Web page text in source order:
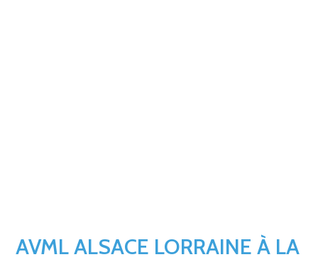
AVML ALSACE LORRAINE À LA